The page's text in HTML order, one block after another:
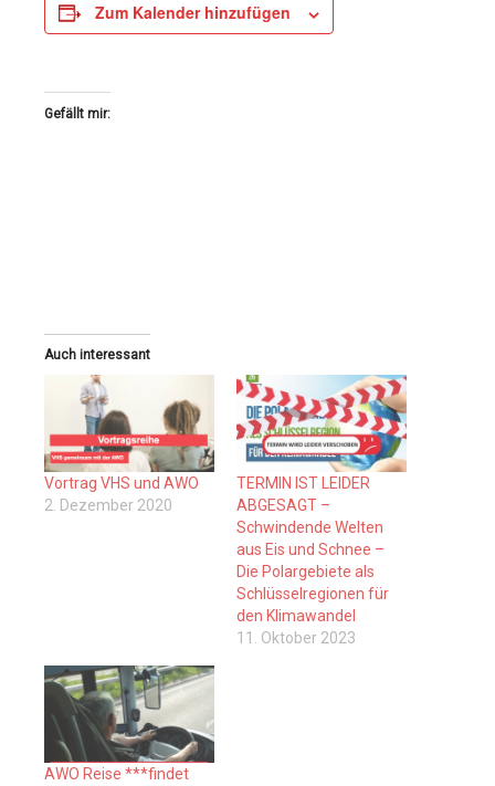
Zum Kalender hinzufügen
Gefällt mir:
Auch interessant
Vortrag VHS und AWO
2. Dezember 2020
TERMIN IST LEIDER
ABGESAGT –
Schwindende Welten
aus Eis und Schnee –
Die Polargebiete als
Schlüsselregionen für
den Klimawandel
11. Oktober 2023
AWO Reise ***findet